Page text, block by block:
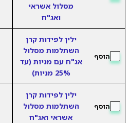
מסלול אשראי
ואג"ח
הוסף
ילין לפידות קרן
השתלמות מסלול
אג"ח עם מניות (עד
25% מניות)
הוסף
ילין לפידות קרן
השתלמות מסלול
אשראי ואג"ח